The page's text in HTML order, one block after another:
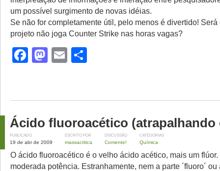
um possível surgimento de novas idéias.
Se não for completamente útil, pelo menos é divertido!
projeto não joga Counter Strike nas horas vagas?
Facebook
Mastodon
Email
Ácido fluoroacético (atrapalhando
PUBLICADO
19 de abr de 2009
ESCRITO POR
massacritica
DISCUSSÃO
Comente!
CATEGORIAS
Química
O ácido fluoroacético é o velho ácido acético, mais um
moderada potência. Estranhamente, nem a parte ´fluoro´ ou